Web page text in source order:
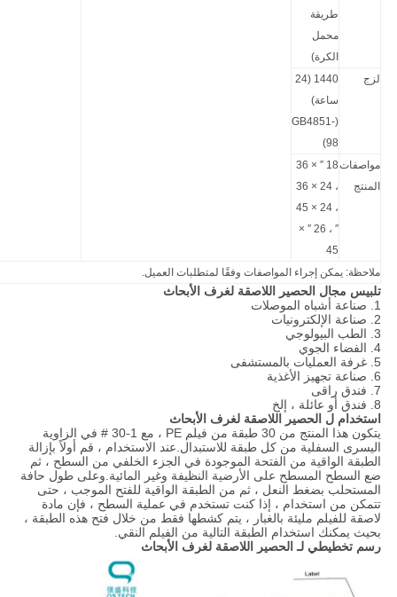
طريقة
محمل
الكرة)
لزج
1440 (24
ساعة)
(GB4851-
98)
مواصفات
المنتج
18 ″ × 36
، 24 × 36
، 24 × 45
″ ، 26 ″ ×
45
ملاحظة: يمكن إجراء المواصفات وفقًا لمتطلبات العميل.
تلبيس مجال الحصير اللاصقة لغرف الأبحاث
1. صناعة أشباه الموصلات
2. صناعة الإلكترونيات
3. الطب البيولوجي
4. الفضاء الجوي
5. غرفة العمليات بالمستشفى
6. صناعة تجهيز الأغذية
7. فندق راقى
8. فندق أو عائلة ، إلخ
استخدام ل الحصير اللاصقة لغرف الأبحاث
يتكون هذا المنتج من 30 طبقة من فيلم PE ، مع 1-30 # في الزاوية
اليسرى السفلية من كل طبقة للاستبدال.عند الاستخدام ، قم أولاً بإزالة
الطبقة الواقية من الفتحة الموجودة في الجزء الخلفي من السطح ، ثم
ضع السطح المسطح على الأرضية النظيفة وغير المائية.وعلى طول حافة
المستحلب بضغط النعل ، ثم من الطبقة الواقية للفتح الموجب ، حتى
تتمكن من استخدام ، إذا كنت تستخدم في عملية السطح ، فإن مادة
لاصقة للفيلم مليئة بالغبار ، يتم كشطها فقط من خلال فتح هذه الطبقة ،
بحيث يمكنك استخدام الطبقة التالية من الفيلم النقي.
رسم تخطيطي لـ الحصير اللاصقة لغرف الأبحاث